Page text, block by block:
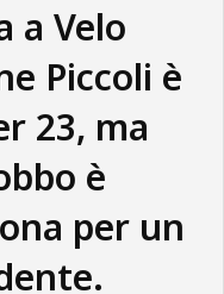
a Velo
Piccoli è
23, ma
è
per un